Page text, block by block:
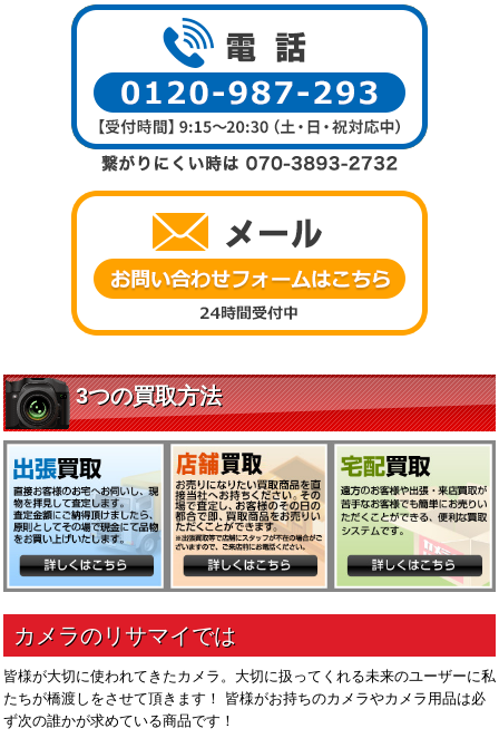
皆様が大切に使われてきたカメラ。大切に扱ってくれる未来のユーザーに私
たちが橋渡しをさせて頂きます！ 皆様がお持ちのカメラやカメラ用品は必
ず次の誰かが求めている商品です！